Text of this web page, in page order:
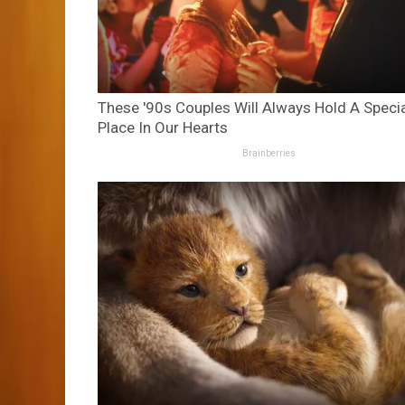
These '90s Couples Will Always Hold A
Place In Our Hearts
Brainberries